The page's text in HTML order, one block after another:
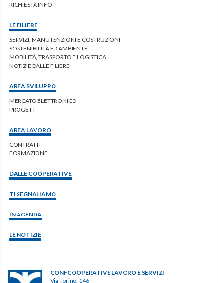
RICHIESTA INFO
LE FILIERE
SERVIZI, MANUTENZIONI E COSTRUZIONI
SOSTENIBILITÀ ED AMBIENTE
MOBILITÀ, TRASPORTO E LOGISTICA
NOTIZIE DALLE FILIERE
AREA SVILUPPO
MERCATO ELETTRONICO
PROGETTI
AREA LAVORO
CONTRATTI
FORMAZIONE
DALLE COOPERATIVE
TI SEGNALIAMO
IN AGENDA
LE NOTIZIE
CONFCOOPERATIVE LAVORO E SERVIZI
Via Torino, 146